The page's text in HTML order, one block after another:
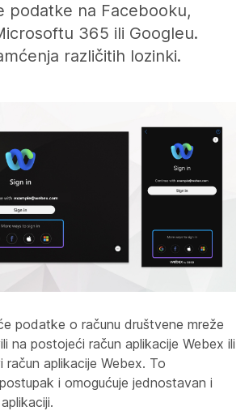
podatke na Facebooku,
365 ili Googleu.
različitih lozinki.
podatke o računu društvene mreže
na postojeći račun aplikacije Webex ili
račun aplikacije Webex. To
i omogućuje jednostavan i